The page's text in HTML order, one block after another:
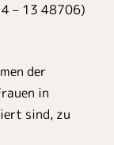
– 13 48706)
der
in
sind, zu